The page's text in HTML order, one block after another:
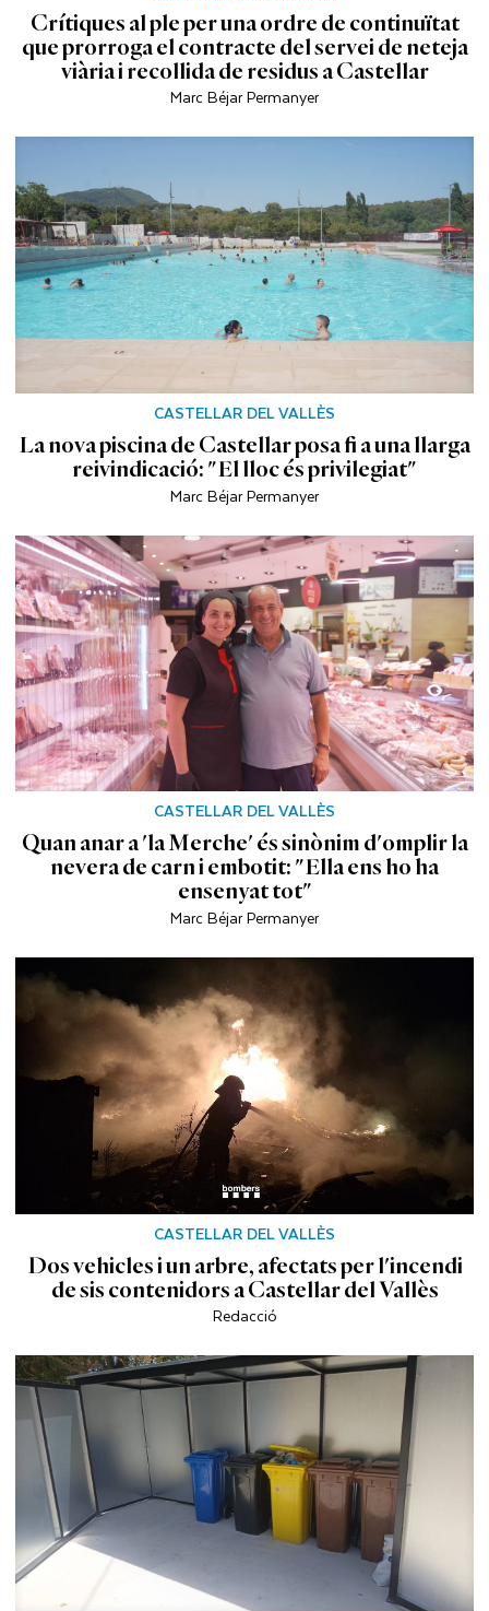
Crítiques al ple per una ordre de continuïtat
que prorroga el contracte del servei de neteja
viària i recollida de residus a Castellar
Marc Béjar Permanyer
CASTELLAR DEL VALLÈS
La nova piscina de Castellar posa fi a una llarga
reivindicació: "El lloc és privilegiat"
Marc Béjar Permanyer
CASTELLAR DEL VALLÈS
Quan anar a 'la Merche' és sinònim d'omplir la
nevera de carn i embotit: "Ella ens ho ha
ensenyat tot"
Marc Béjar Permanyer
CASTELLAR DEL VALLÈS
Dos vehicles i un arbre, afectats per l'incendi
de sis contenidors a Castellar del Vallès
Redacció